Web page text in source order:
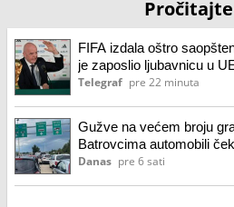
FIFA izdala oštro
je zaposlio ljubavnicu u
Telegraf pre 22 minuta
Gužve na većem broju
Batrovcima automobili
Danas pre 6 sati